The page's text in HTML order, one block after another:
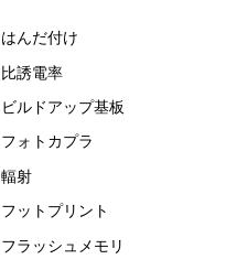
はんだ付け
比誘電率
ビルドアップ基板
フォトカプラ
輻射
フットプリント
フラッシュメモリ